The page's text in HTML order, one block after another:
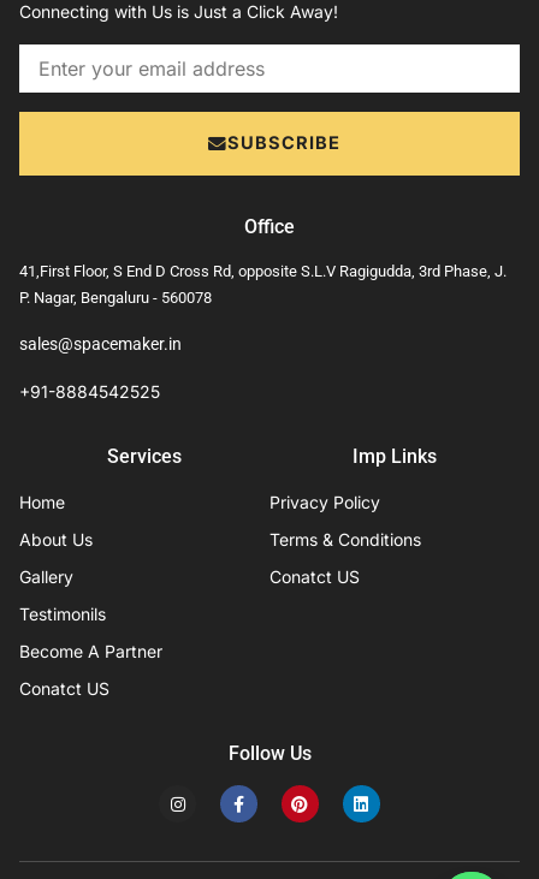
Connecting with Us is Just a Click Away!
Email
SUBSCRIBE
Office
41,First Floor, S End D Cross Rd, opposite S.L.V Ragigudda, 3rd Phase, J.
P. Nagar, Bengaluru - 560078
sales@spacemaker.in
+91-8884542525
Services
Home
About Us
Gallery
Testimonils
Become A Partner
Conatct US
Imp Links
Privacy Policy
Terms & Conditions
Conatct US
Follow Us
I
n
a
F
a
c
b
P
i
n
e
L
i
n
e